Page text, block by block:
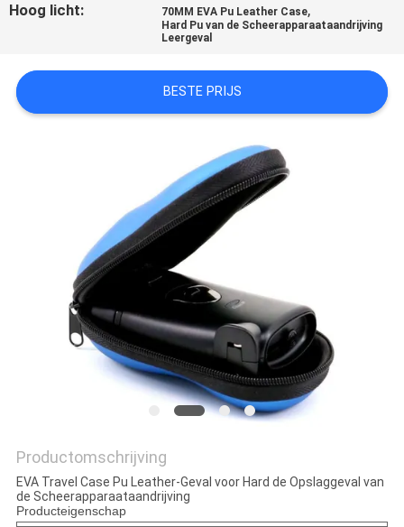
Hoog licht: 70MM EVA Pu Leather Case,
Hard Pu van de Scheerapparaataandrijving
Leergeval
BESTE PRIJS
Productomschrijving
EVA Travel Case Pu Leather-Geval voor Hard de Opslaggeval van
de Scheerapparaataandrijving
Producteigenschap